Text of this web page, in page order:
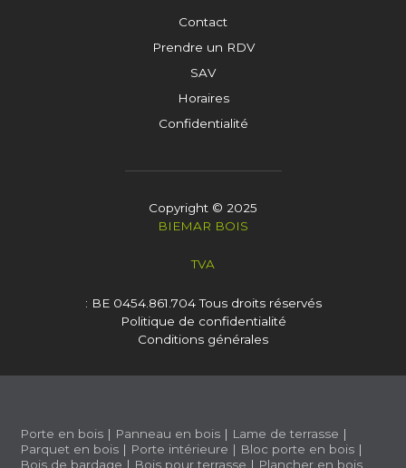
Contact
Prendre un RDV
SAV
Horaires
Confidentialité
Copyright © 2025
BIEMAR BOIS
TVA
: BE 0454.861.704Tous droits réservés
Politique de confidentialité
Conditions générales
Porte en bois | Panneau en bois | Lame de terrasse |
Parquet en bois | Porte intérieure | Bloc porte en bois |
Bois de bardage | Bois pour terrasse | Plancher en bois